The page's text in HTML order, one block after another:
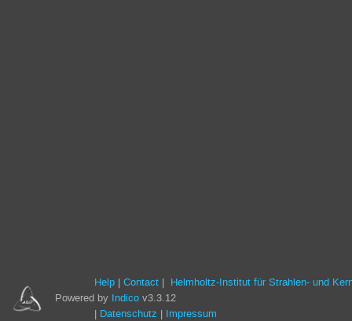
Powered by Indico v3.3.12
Help Contact Helmholtz-Institut für Strahlen- und
Datenschutz Impressum